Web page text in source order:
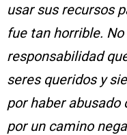
usar sus recursos
fue tan horrible.
responsabilidad
seres queridos y
por haber abusado
por un camino